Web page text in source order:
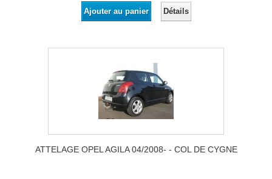
Ajouter au panier Détails
ATTELAGE OPEL AGILA 04/2008- - COL DE CYGNE